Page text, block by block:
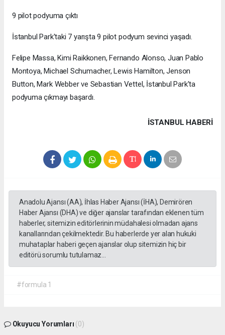
9 pilot podyuma çıktı
İstanbul Park'taki 7 yarışta 9 pilot podyum sevinci yaşadı.
Felipe Massa, Kimi Raikkonen, Fernando Alonso, Juan Pablo
Montoya, Michael Schumacher, Lewis Hamilton, Jenson
Button, Mark Webber ve Sebastian Vettel, İstanbul Park'ta
podyuma çıkmayı başardı.
İSTANBUL HABERİ
Anadolu Ajansı (AA), İhlas Haber Ajansı (İHA), Demirören
Haber Ajansı (DHA) ve diğer ajanslar tarafından eklenen tüm
haberler, sitemizin editörlerinin müdahalesi olmadan ajans
kanallarından çekilmektedir. Bu haberlerde yer alan hukuki
muhataplar haberi geçen ajanslar olup sitemizin hiç bir
editörü sorumlu tutulamaz...
#formula 1
Okuyucu Yorumları (0)